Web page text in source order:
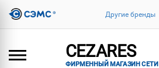
Другие бренды
CEZARES
ФИРМЕННЫЙ МАГАЗИН СЕТИ